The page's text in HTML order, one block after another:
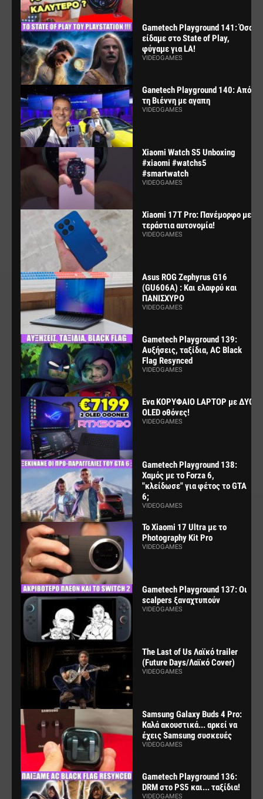
Gametech Playground 141: Όσα
είδαμε στο State of Play,
φύγαμε για LA!
VIDEOGAMES
Ganetech Playground 140: Από
τη Βιέννη με αγαπη
VIDEOGAMES
Xiaomi Watch S5 Unboxing
#xiaomi #watchs5
#smartwatch
VIDEOGAMES
Xiaomi 17T Pro: Πανέμορφο με
τεράστια αυτονομία!
VIDEOGAMES
Asus ROG Zephyrus G16
(GU606A) : Και ελαφρύ και
ΠΑΝΙΣΧΥΡΟ
VIDEOGAMES
Gametech Playground 139:
Αυξήσεις, ταξίδια, AC Black
Flag Resynced
VIDEOGAMES
Ενα ΚΟΡΥΦΑΙΟ LAPTOP με ΔΥΟ
OLED οθόνες!
VIDEOGAMES
Gametech Playground 138:
Χαμός με το Forza 6,
"κλείδωσε" για φέτος το GTA
6;
VIDEOGAMES
Το Xiaomi 17 Ultra με το
Photography Kit Pro
VIDEOGAMES
Gametech Playground 137: Οι
scalpers ξαναχτυπούν
VIDEOGAMES
The Last of Us Λαϊκό trailer
(Future Days/Λαϊκό Cover)
VIDEOGAMES
Samsung Galaxy Buds 4 Pro:
Καλά ακουστικά... αρκεί να
έχεις Samsung συσκευές
VIDEOGAMES
Gametech Playground 136:
DRM στο PS5 και... ταξίδια!
VIDEOGAMES